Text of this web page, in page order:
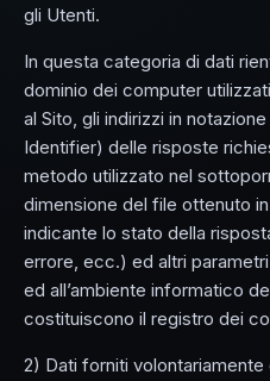
gli Utenti.
In questa categoria di dati
dominio dei computer
al Sito, gli indirizzi in
Identifier) delle risposte
metodo utilizzato nel
dimensione del file ottenuto
indicante lo stato della
errore, ecc.) ed altri
ed all’ambiente informatico
costituiscono il registro dei
2) Dati forniti